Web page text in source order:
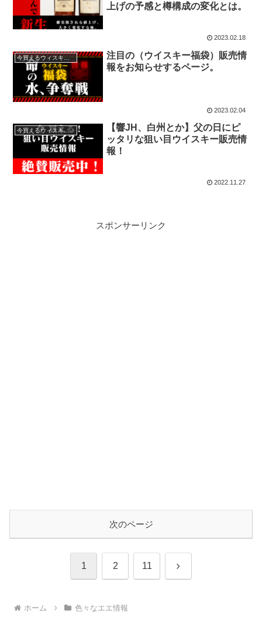
上げの予感と樽構成の変化とは。
2023.02.18
今買えるウィスキー情報
注目の（ウイスキー福袋）販売情
報をお知らせするページ。
2023.02.04
今買えるウィスキー情報
【響JH、白州とか】父の日にピ
ッタリな狙い目ウイスキー販売情
報！
2022.11.27
スポンサーリンク
次のページ
1 2 11 次
ホーム 色々なエエ情報